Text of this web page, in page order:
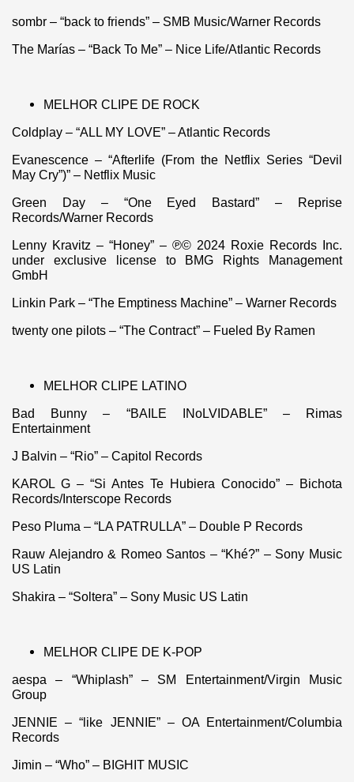
sombr – “back to friends” – SMB Music/Warner Records
The Marías – “Back To Me” – Nice Life/Atlantic Records
MELHOR CLIPE DE ROCK
Coldplay – “ALL MY LOVE” – Atlantic Records
Evanescence – “Afterlife (From the Netflix Series “Devil
May Cry”)” – Netflix Music
Green Day – “One Eyed Bastard” – Reprise
Records/Warner Records
Lenny Kravitz – “Honey” – ℗© 2024 Roxie Records Inc.
under exclusive license to BMG Rights Management
GmbH
Linkin Park – “The Emptiness Machine” – Warner Records
twenty one pilots – “The Contract” – Fueled By Ramen
MELHOR CLIPE LATINO
Bad Bunny – “BAILE INoLVIDABLE” – Rimas
Entertainment
J Balvin – “Rio” – Capitol Records
KAROL G – “Si Antes Te Hubiera Conocido” – Bichota
Records/Interscope Records
Peso Pluma – “LA PATRULLA” – Double P Records
Rauw Alejandro & Romeo Santos – “Khé?” – Sony Music
US Latin
Shakira – “Soltera” – Sony Music US Latin
MELHOR CLIPE DE K-POP
aespa – “Whiplash” – SM Entertainment/Virgin Music
Group
JENNIE – “like JENNIE” – OA Entertainment/Columbia
Records
Jimin – “Who” – BIGHIT MUSIC